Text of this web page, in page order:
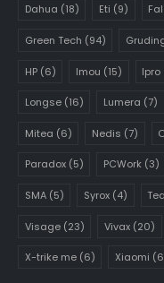
Dahua (18) Eti (9)
Green Tech (94)
HP(6) Imou (15) Ipro
Longse(16) Lumera (7)
Mitea (6) Nedis (7)
Paradox(5) PCWork (3)
SMA(5) Syrox (4)
Visage(23) Vivax (20)
X-trike me(6) Xiaomi